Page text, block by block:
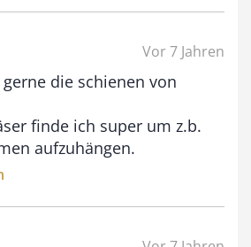
Vor 7 Jahren
die schienen von
finde ich super um z.b.
aufzuhängen.